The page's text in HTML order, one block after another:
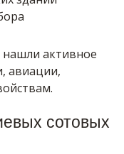
активное
авиации,
сотовых